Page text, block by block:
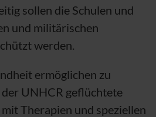
sollen die Schulen und
und militärischen
werden.
ermöglichen zu
UNHCR geflüchtete
Therapien und speziellen